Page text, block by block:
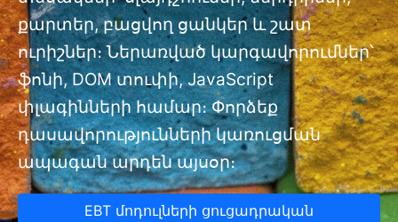
քարտեր, բացվող ցանկեր և շատ
ուրիշներ։ Ներառված կարգավորումներ՝
ֆոնի, DOM տուփի, JavaScript
փլագինների համար։ Փորձեք
դասավորությունների կառուցման
ապագան արդեն այսօր։
EBT մոդուլների ցուցադրական